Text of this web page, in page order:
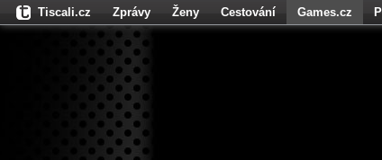
Tiscali.cz Zprávy Ženy Cestování Games.cz
Fights.cz